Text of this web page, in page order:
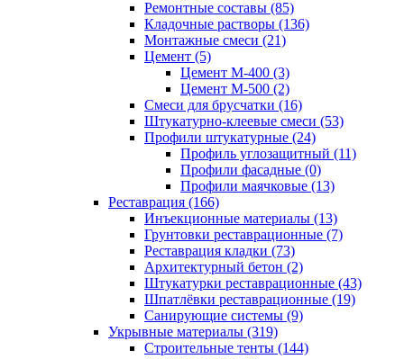
Ремонтные составы (85)
Кладочные растворы (136)
Монтажные смеси (21)
Цемент (5)
Цемент М-400 (3)
Цемент М-500 (2)
Смеси для брусчатки (16)
Штукатурно-клеевые смеси (53)
Профили штукатурные (24)
Профиль углозащитный (11)
Профили фасадные (0)
Профили маячковые (13)
Реставрация (166)
Инъекционные материалы (13)
Грунтовки реставрационные (7)
Реставрация кладки (73)
Архитектурный бетон (2)
Штукатурки реставрационные (43)
Шпатлёвки реставрационные (19)
Санирующие системы (9)
Укрывные материалы (319)
Строительные тенты (144)